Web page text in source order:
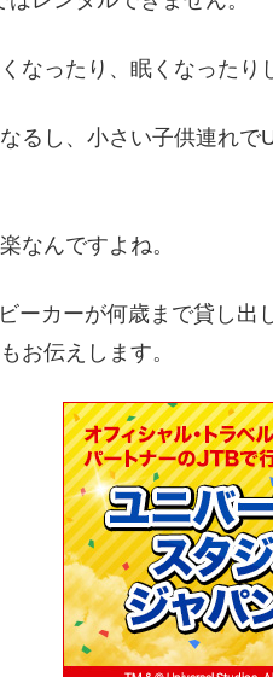
なったり、眠くなったり
るし、小さい子供連れ
なんですよね。
ーカーが何歳まで貸し
お伝えします。